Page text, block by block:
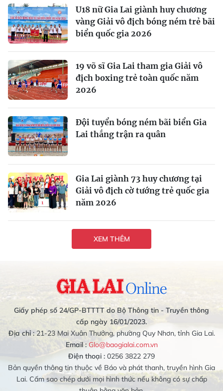
U18 nữ Gia Lai giành huy chương
vàng Giải vô địch bóng ném trẻ bãi
biển quốc gia 2026
19 võ sĩ Gia Lai tham gia Giải vô
địch boxing trẻ toàn quốc năm
2026
Đội tuyển bóng ném bãi biển Gia
Lai thắng trận ra quân
Gia Lai giành 73 huy chương tại
Giải vô địch cờ tướng trẻ quốc gia
năm 2026
XEM THÊM
Giấy phép số 24/GP-BTTTT do Bộ Thông tin - Truyền thông
cấp ngày 16/01/2023.
Địa chỉ :21-23 Mai Xuân Thưởng, phường Quy Nhơn, tỉnh Gia Lai.
Email : Glo@baogialai.com.vn
Điện thoại : 0256 3822 279
Bản quyền thông tin thuộc về Báo và phát thanh, truyền hình Gia
Lai. Cấm sao chép dưới mọi hình thức nếu không có sự chấp